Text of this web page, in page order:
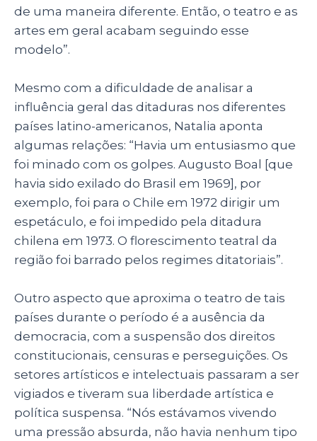
de uma maneira diferente. Então, o teatro e as
artes em geral acabam seguindo esse
modelo”.
Mesmo com a dificuldade de analisar a
influência geral das ditaduras nos diferentes
países latino-americanos, Natalia aponta
algumas relações: “Havia um entusiasmo que
foi minado com os golpes. Augusto Boal [que
havia sido exilado do Brasil em 1969], por
exemplo, foi para o Chile em 1972 dirigir um
espetáculo, e foi impedido pela ditadura
chilena em 1973. O florescimento teatral da
região foi barrado pelos regimes ditatoriais”.
Outro aspecto que aproxima o teatro de tais
países durante o período é a ausência da
democracia, com a suspensão dos direitos
constitucionais, censuras e perseguições. Os
setores artísticos e intelectuais passaram a ser
vigiados e tiveram sua liberdade artística e
política suspensa. “Nós estávamos vivendo
uma pressão absurda, não havia nenhum tipo